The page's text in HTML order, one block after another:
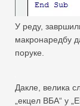
У реду,
макронаредбу
поруке.
Дакле, велика
„екцел ВБА“ у